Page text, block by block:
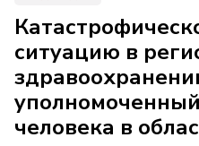
ситуацию в
человека в